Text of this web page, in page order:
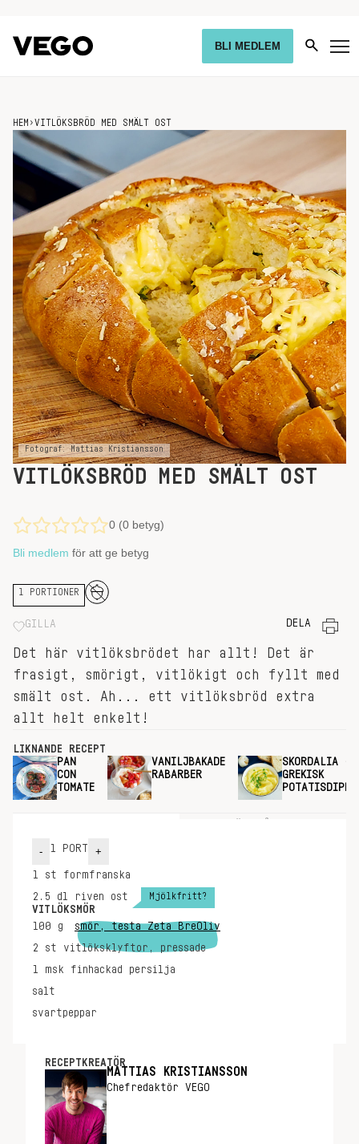
BLI MEDLEM
HEM ›VITLÖKSBRÖD MED SMÄLT OST
Fotograf: Mattias Kristiansson
VITLÖKSBRÖD MED SMÄLT OST
0 (0 betyg)
Bli medlem för att ge betyg
1 PORTIONER
GILLA DELA
Det här vitlöksbrödet har allt! Det är
frasigt, smörigt, vitlökigt och fyllt med
smält ost. Ah... ett vitlöksbröd extra
allt helt enkelt!
LIKNANDE RECEPT
PAN
CON
TOMATE
VANILJBAKADE
RABARBER
SKORDALIA -
GREKISK
POTATISDIPP
- 1 PORT +
1 st
formfranska
2.5 dl riven ost Mjölkfritt?
VITLÖKSMÖR
100 g
smör, testa Zeta BreOliv
2 st
vitlöksklyftor, pressade
1 msk
finhackad persilja
salt
svartpeppar
RECEPTKREATÖR
MATTIAS KRISTIANSSON
Chefredaktör VEGO